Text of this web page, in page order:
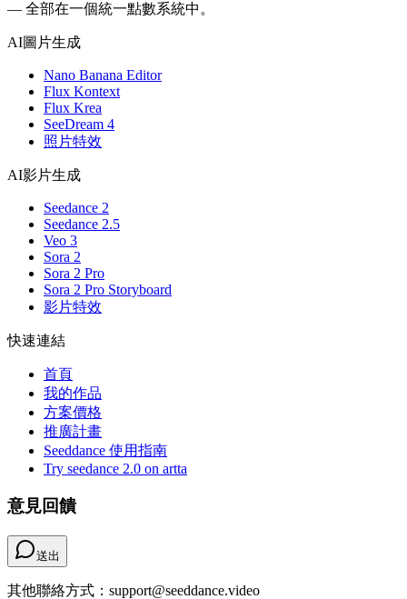
— 全部在一個統一點數系統中。
AI圖片生成
Nano Banana Editor
Flux Kontext
Flux Krea
SeeDream 4
照片特效
AI影片生成
Seedance 2
Seedance 2.5
Veo 3
Sora 2
Sora 2 Pro
Sora 2 Pro Storyboard
影片特效
快速連結
首頁
我的作品
方案價格
推廣計畫
Seeddance 使用指南
Try seedance 2.0 on artta
意見回饋
送出
其他聯絡方式：support@seeddance.video